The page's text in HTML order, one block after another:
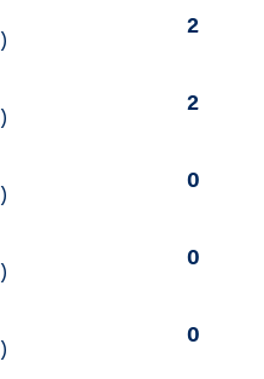
) 2
) 2
) 0
) 0
) 0